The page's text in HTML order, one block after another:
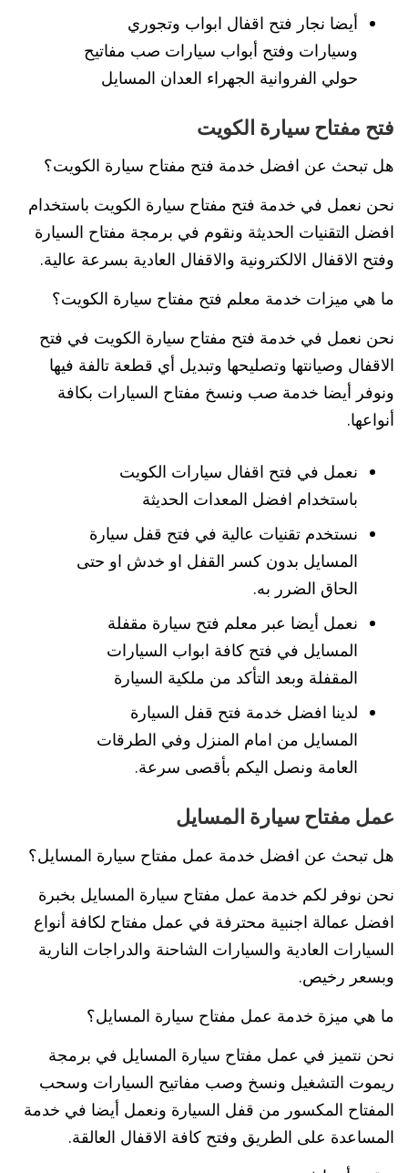
أيضا نجار فتح اقفال ابواب وتجوري
وسيارات وفتح أبواب سيارات صب مفاتيح
حولي الفروانية الجهراء العدان المسايل
فتح مفتاح سيارة الكويت
هل تبحث عن افضل خدمة فتح مفتاح سيارة الكويت؟
نحن نعمل في خدمة فتح مفتاح سيارة الكويت باستخدام
افضل التقنيات الحديثة ونقوم في برمجة مفتاح السيارة
وفتح الاقفال الالكترونية والاقفال العادية بسرعة عالية.
ما هي ميزات خدمة معلم فتح مفتاح سيارة الكويت؟
نحن نعمل في خدمة فتح مفتاح سيارة الكويت في فتح
الاقفال وصيانتها وتصليحها وتبديل أي قطعة تالفة فيها
ونوفر أيضا خدمة صب ونسخ مفتاح السيارات بكافة
أنواعها.
نعمل في فتح اقفال سيارات الكويت
باستخدام افضل المعدات الحديثة
نستخدم تقنيات عالية في فتح قفل سيارة
المسايل بدون كسر القفل او خدش او حتى
الحاق الضرر به.
نعمل أيضا عبر معلم فتح سيارة مقفلة
المسايل في فتح كافة ابواب السيارات
المقفلة وبعد التأكد من ملكية السيارة
لدينا افضل خدمة فتح قفل السيارة
المسايل من امام المنزل وفي الطرقات
العامة ونصل اليكم بأقصى سرعة.
عمل مفتاح سيارة المسايل
هل تبحث عن افضل خدمة عمل مفتاح سيارة المسايل؟
نحن نوفر لكم خدمة عمل مفتاح سيارة المسايل بخبرة
افضل عمالة اجنبية محترفة في عمل مفتاح لكافة أنواع
السيارات العادية والسيارات الشاحنة والدراجات النارية
وبسعر رخيص.
ما هي ميزة خدمة عمل مفتاح سيارة المسايل؟
نحن نتميز في عمل مفتاح سيارة المسايل في برمجة
ريموت التشغيل ونسخ وصب مفاتيح السيارات وسحب
المفتاح المكسور من قفل السيارة ونعمل أيضا في خدمة
المساعدة على الطريق وفتح كافة الاقفال العالقة.